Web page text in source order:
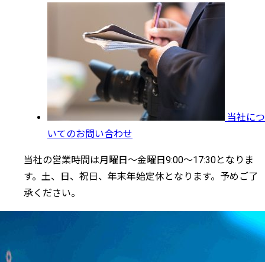
当社につ
いてのお問い合わせ
当社の営業時間は月曜日～金曜日9:00～17:30となりま
す。土、日、祝日、年末年始定休となります。予めご了
承ください。